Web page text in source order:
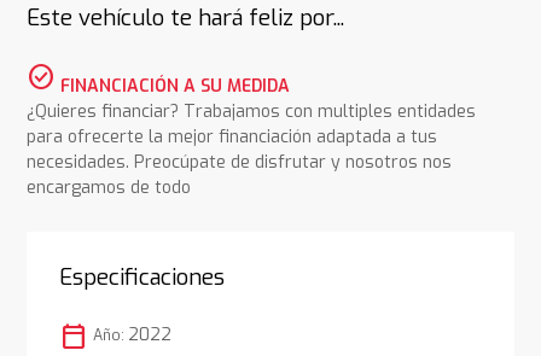
Este vehículo te hará feliz por...
check_circle FINANCIACIÓN A SU MEDIDA
¿Quieres financiar? Trabajamos con multiples entidades
para ofrecerte la mejor financiación adaptada a tus
necesidades. Preocúpate de disfrutar y nosotros nos
encargamos de todo
Especificaciones
calendar_today Año: 2022